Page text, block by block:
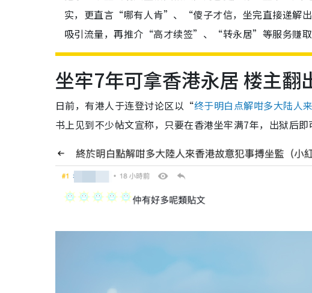
实，更直言“哪有人肯”、“傻子才信，坐完直接递解
吸引流量，再推介“高才续签”、“转永居”等服务赚取
坐牢7年可拿香港永居 楼主翻
日前，有港人于连登讨论区以“终于明白点解咁多大陆人
书上见到不少帖文宣称，只要在香港坐牢满7年，出狱后